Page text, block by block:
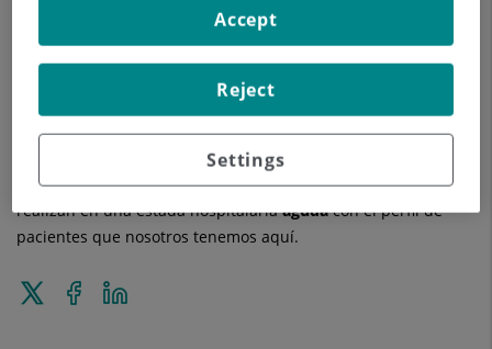
efectos secundarios físicosque tiene el ingreso
prolongado en esta unidad. Se consiguen resultados de
aumento de lafuerza física, disminuir elriesgo de caída,
… Aumentamos mucho la capacidad física general
del paciente, promoviendo suautonomíay los riesgos de
Es un proyecto innovador ya que este tipo de proyectos no se
realizan en una estada hospitalariaagudacon el perfil de
pacientes que nosotros tenemos aquí.
Enviar
Compartir
en
Settings
Reject
Accept